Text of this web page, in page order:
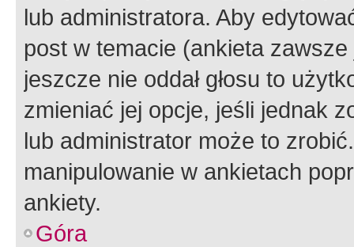
lub administratora. Aby
post w temacie (ankieta
jeszcze nie oddał głosu to
zmieniać jej opcje, jeśli jednak
lub administrator może to
manipulowanie w ankietach
ankiety.
Góra